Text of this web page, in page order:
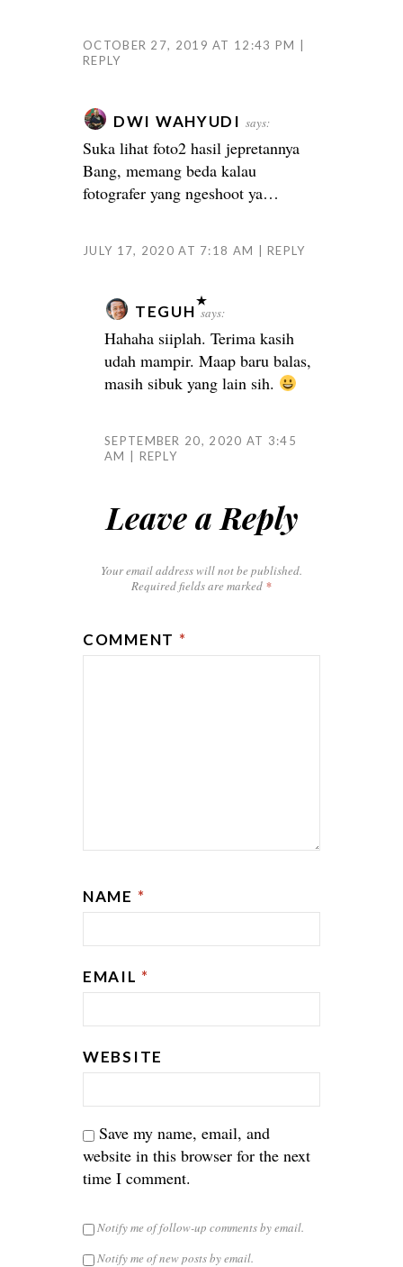
OCTOBER 27, 2019 AT 12:43 PM
REPLY
DWI WAHYUDI says:
Suka lihat foto2 hasil jepretannya
Bang, memang beda kalau
fotografer yang ngeshoot ya…
JULY 17, 2020 AT 7:18 AM REPLY
TEGUH says:
Hahaha siiplah. Terima kasih
udah mampir. Maap baru balas,
masih sibuk yang lain sih.
SEPTEMBER 20, 2020 AT 3:45
AM
REPLY
Leave a Reply
Your email address will not be published.
Required fields are marked *
COMMENT *
NAME *
EMAIL *
WEBSITE
Save my name, email, and
website in this browser for the next
time I comment.
Notify me of follow-up comments by email.
Notify me of new posts by email.